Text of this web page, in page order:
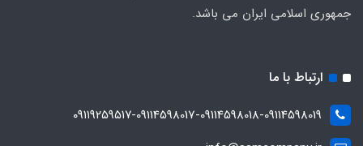
جمهوری اسلامی ایران می باشد.
ارتباط با ما
۰۹۱۱۹۲۵۹۵۱۷-09114598017-09114598018-09114598019